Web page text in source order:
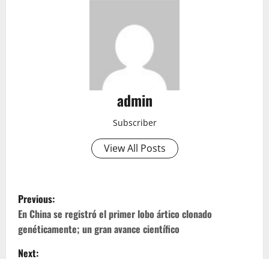
admin
Subscriber
View All Posts
P
o
s
Previous:
En China se registró el primer lobo ártico clonado
genéticamente; un gran avance científico
Next: